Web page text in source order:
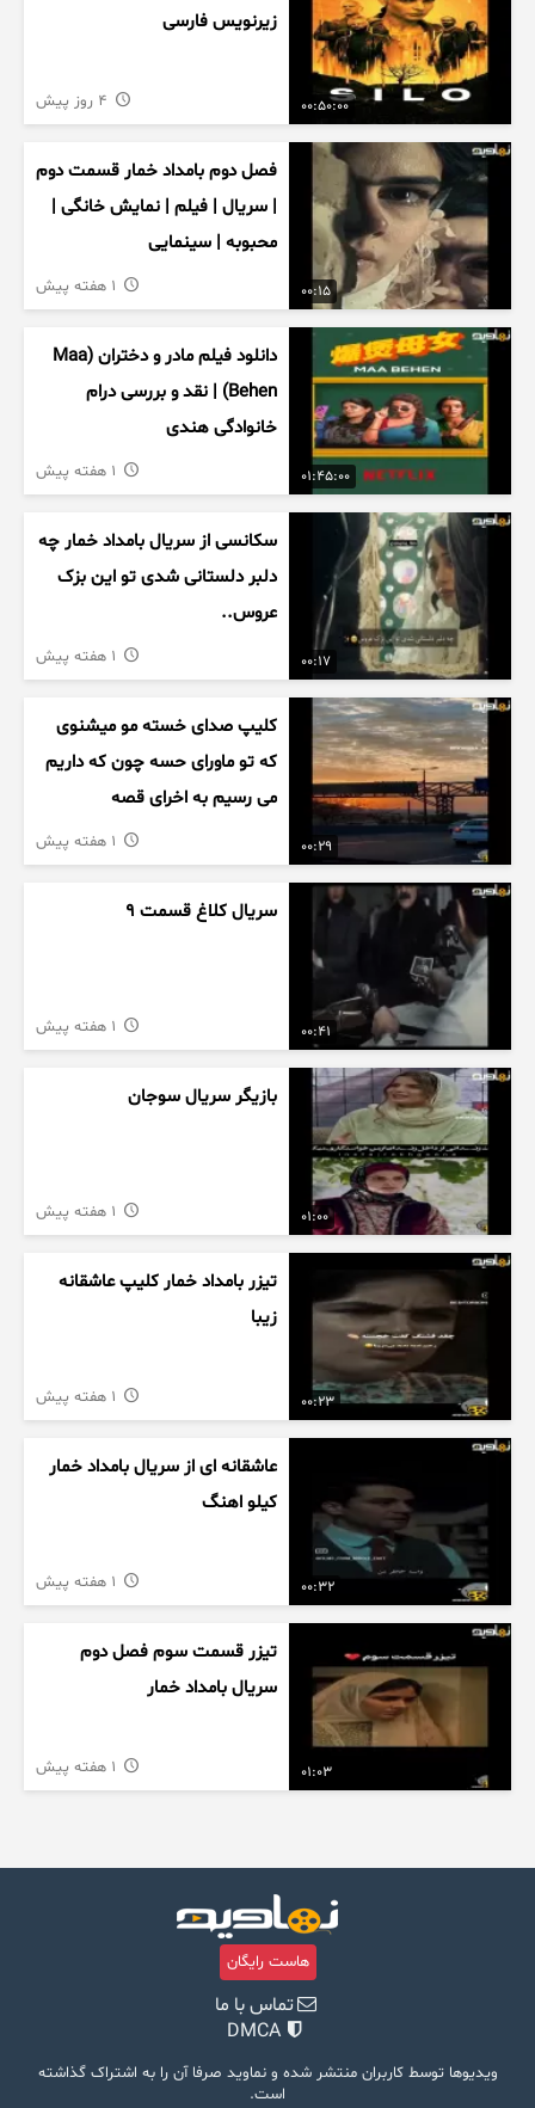
00:50:00
زیرنویس فارسی
00:15
فصل دوم بامداد خمار قسمت دوم
| سریال | فیلم | نمایش خانگی |
محبوبه | سینمایی
01:45:00
دانلود فیلم مادر و دختران (Maa
Behen) | نقد و بررسی درام
خانوادگی هندی
00:17
سکانسی از سریال بامداد خمار چه
دلبر دلستانی شدی تو این بزک
عروس..
00:29
کلیپ صدای خسته مو میشنوی
که تو ماورای حسه چون که داریم
می رسیم به اخرای قصه
00:41
سریال کلاغ قسمت 9
01:00
بازیگر سریال سوجان
00:23
تیزر بامداد خمار کلیپ عاشقانه
زیبا
00:32
عاشقانه ای از سریال بامداد خمار
کیلو اهنگ
01:03
تیزر قسمت سوم فصل دوم
سریال بامداد خمار
هاست رایگان
تماس با ما
DMCA
ویدیوها توسط کاربران منتشر شده و نماوید صرفا آن را به اشتراک گذاشته
است.